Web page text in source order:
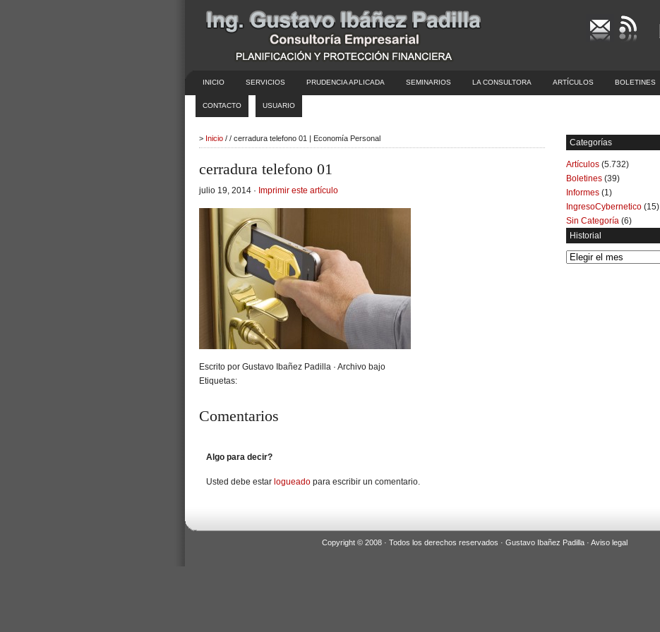
INICIO SERVICIOS PRUDENCIA APLICADA SEMINARIOS LA CONSULTORA ARTÍCULOS BOLETINES
CONTACTO USUARIO
> Inicio / / cerradura telefono 01 | Economía Personal
cerradura telefono 01
julio 19, 2014 · Imprimir este artículo
Escrito por Gustavo Ibañez Padilla · Archivo bajo
Etiquetas:
Comentarios
Algo para decir?
Usted debe estar logueado para escribir un comentario.
Categorías
Artículos (5.732)
Boletines (39)
Informes (1)
IngresoCybernetico (15)
Sin Categoría (6)
Historial
Historial
Copyright © 2008 · Todos los derechos reservados · Gustavo Ibañez Padilla · Aviso legal